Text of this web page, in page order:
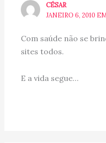
CÉSAR
JANEIRO 6, 2010
Com saúde não se
sites todos.
E a vida segue…